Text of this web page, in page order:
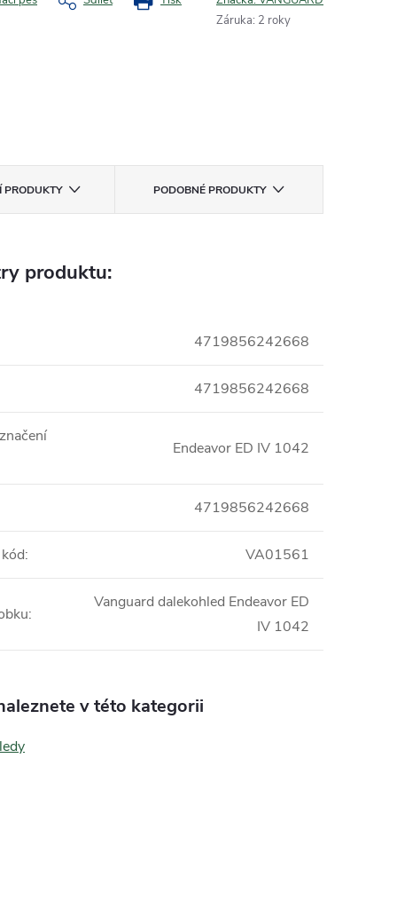
Záruka: 2 roky
PRODUKTY PODOBNÉ PRODUKTY
produktu:
4719856242668
4719856242668
Endeavor ED IV 1042
4719856242668
: VA01561
:
Vanguard dalekohled Endeavor ED
IV 1042
v této kategorii